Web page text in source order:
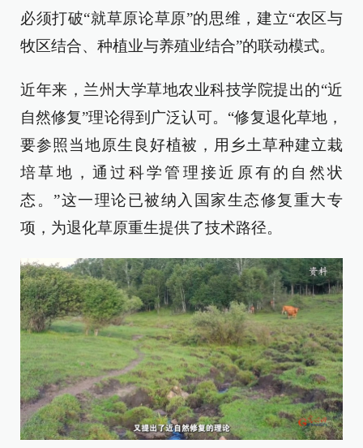
必须打破“就草原论草原”的思维，建立“农区与
牧区结合、种植业与养殖业结合”的联动模式。
近年来，兰州大学草地农业科技学院提出的“近
自然修复”理论得到广泛认可。“修复退化草地，
要参照当地原生良好植被，用乡土草种建立栽
培草地，通过科学管理接近原有的自然状
态。”这一理论已被纳入国家生态修复重大专
项，为退化草原重生提供了技术路径。